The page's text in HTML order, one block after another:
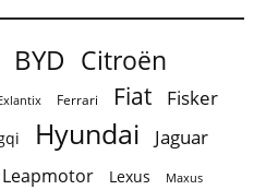
BYD Citroën
Ferrari Fiat Fisker
Hyundai Jaguar
Leapmotor Lexus Maxus